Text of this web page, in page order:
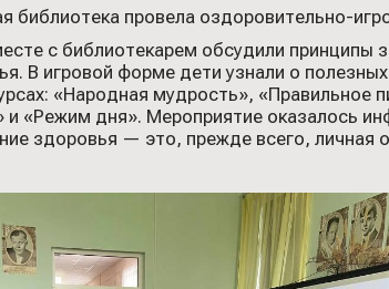
библиотека провела оздоровительно-
с библиотекарем обсудили
В игровой форме дети узнали о
«Народная мудрость», «Правильное
и «Режим дня». Мероприятие оказалось
здоровья — это, прежде всего, личная